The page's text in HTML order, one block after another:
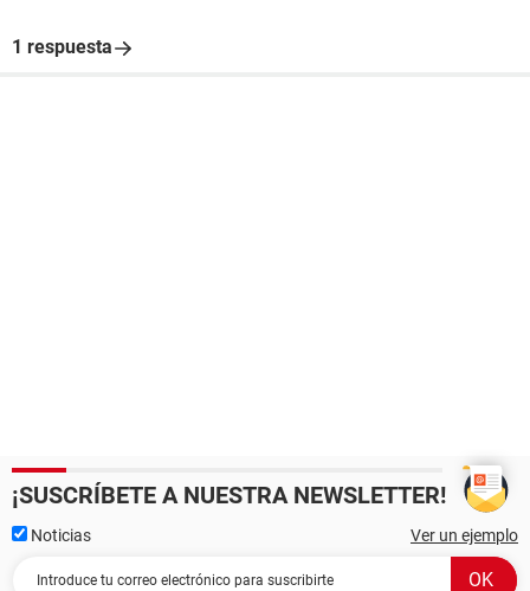
1 respuesta
¡SUSCRÍBETE A NUESTRA NEWSLETTER!
Noticias Ver un ejemplo